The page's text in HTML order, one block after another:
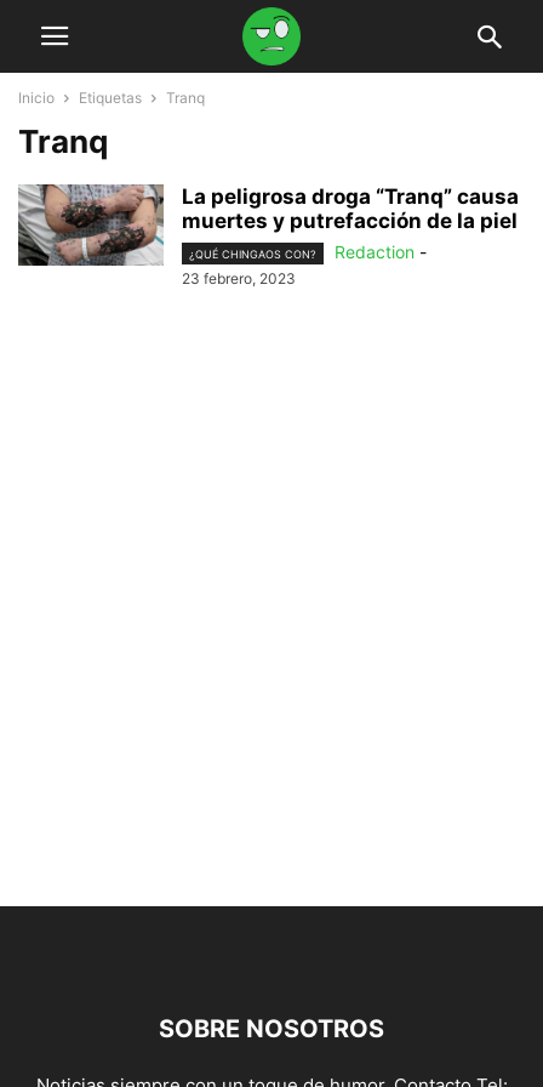
Inicio Etiquetas Tranq
Tranq
La peligrosa droga “Tranq” causa
muertes y putrefacción de la piel
¿QUÉ CHINGAOS CON? Redaction -
23 febrero, 2023
SOBRE NOSOTROS